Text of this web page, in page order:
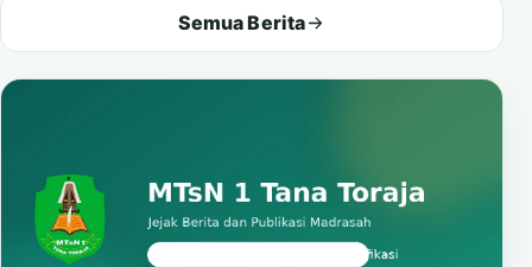
Semua Berita